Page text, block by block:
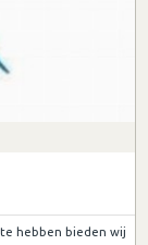
hebben bieden wij